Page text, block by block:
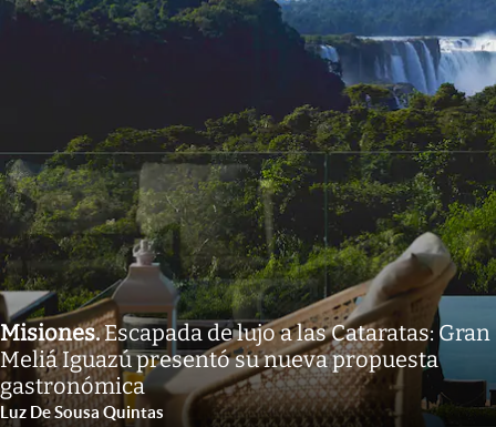
Misiones.Escapada de lujo a las Cataratas: Gran
Meliá Iguazú presentó su nueva propuesta
gastronómica
Luz De Sousa Quintas